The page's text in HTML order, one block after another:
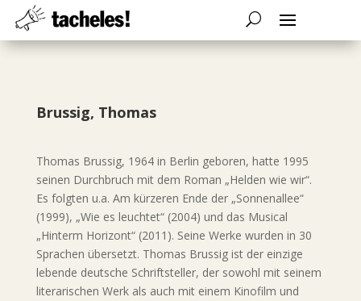
Brussig, Thomas
Thomas Brussig, 1964 in Berlin geboren, hatte 1995
seinen Durchbruch mit dem Roman „Helden wie wir“.
Es folgten u.a. Am kürzeren Ende der „Sonnenallee“
(1999), „Wie es leuchtet“ (2004) und das Musical
„Hinterm Horizont“ (2011). Seine Werke wurden in 30
Sprachen übersetzt. Thomas Brussig ist der einzige
lebende deutsche Schriftsteller, der sowohl mit seinem
literarischen Werk als auch mit einem Kinofilm und